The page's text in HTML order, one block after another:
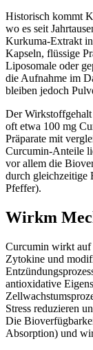
Historisch kommt
wo es seit
Kurkuma-Extrakt
Kapseln, flüssige
Liposomale oder
die Aufnahme im
bleiben jedoch
Der
oft etwa 100 mg
Präparate mit
Curcumin-Anteile
vor allem die
durch gleichzeitige
Pfeffer).
Wirkm
Curcumin wirkt auf
Zytokine und
antioxidative
Stress reduzieren
Die
Absorption) und